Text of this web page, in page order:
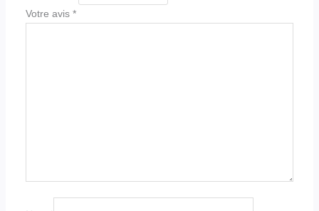
Votre avis *